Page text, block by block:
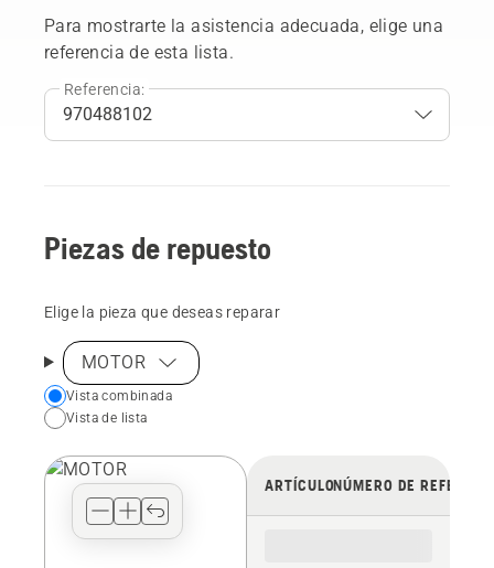
Para mostrarte la asistencia adecuada, elige una
referencia de esta lista.
Referencia:
Piezas de repuesto
Elige la pieza que deseas reparar
MOTOR
Choose
your
view
Vista combinada
Vista de lista
ARTÍCULONÚMERO DE